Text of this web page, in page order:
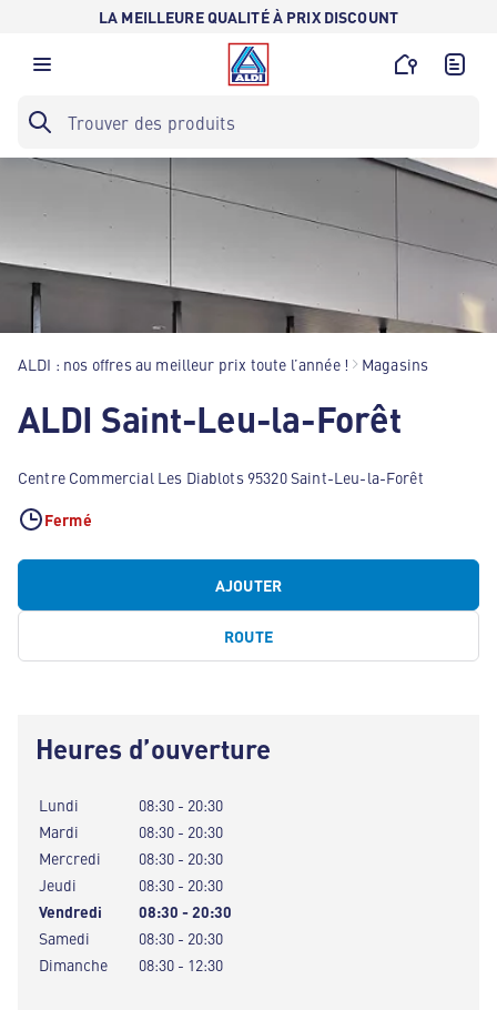
LA MEILLEURE QUALITÉ À PRIX DISCOUNT
ALDI : nos offres au meilleur prix toute l’année ! Magasins
ALDI Saint-Leu-la-Forêt
Centre Commercial Les Diablots 95320 Saint-Leu-la-Forêt
Fermé
AJOUTER
ROUTE
Heures d’ouverture
Lundi
08:30 - 20:30
Mardi
08:30 - 20:30
Mercredi
08:30 - 20:30
Jeudi
08:30 - 20:30
Vendredi
08:30 - 20:30
Samedi
08:30 - 20:30
Dimanche
08:30 - 12:30